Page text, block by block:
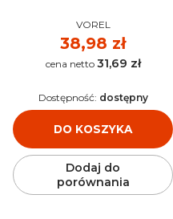
PRODUCENT
VOREL
Cena
38,98 zł
Cena 31,69 zł
DO KOSZYKA
Dostępność: dostępny
Dodaj do
porównania